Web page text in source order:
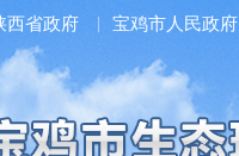
西省政府 宝鸡市人民政府